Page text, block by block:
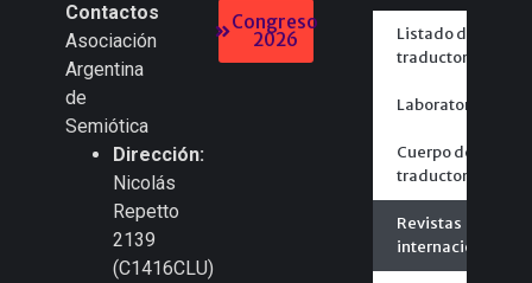
Contactos
Asociación
Argentina
de
Semiótica
Dirección:
Nicolás
Repetto
2139
(C1416CLU)
Congreso
2026
Listado de
traductores
Laboratorios
Cuerpo de
traductores
Revistas
internacionales